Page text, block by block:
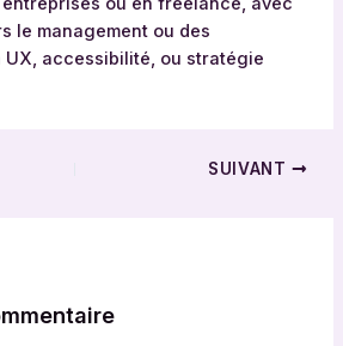
le management ou des
accessibilité, ou stratégie
SUIVANT